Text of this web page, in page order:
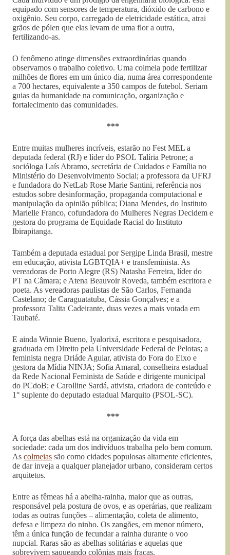
equipado com sensores de temperatura, dióxido de carbono e
oxigênio. Seu corpo, carregado de eletricidade estática, atrai
grãos de pólen que elas levam de uma flor a outra,
fertilizando-as.
O fenômeno atinge dimensões extraordinárias quando
observamos o trabalho coletivo. Uma colmeia pode fertilizar
milhões de flores em um único dia, numa área correspondente
a 700 hectares, equivalente a 350 campos de futebol. Seriam
guias da humanidade na comunicação, organização e
fortalecimento das comunidades.
***
Entre muitas mulheres incríveis, estarão no Fest MEL a
deputada federal (RJ) e líder do PSOL Talíria Petrone; a
socióloga Laís Abramo, secretária de Cuidados e Família no
Ministério do Desenvolvimento Social; a professora da UFRJ
e fundadora do NetLab Rose Marie Santini, referência nos
estudos sobre desinformação, propaganda computacional e
manipulação da opinião pública; Diana Mendes, do Instituto
Marielle Franco, cofundadora do Mulheres Negras Decidem e
gestora do programa de Equidade Racial do Instituto
Ibirapitanga.
Também a deputada estadual por Sergipe Linda Brasil, mestre
em educação, ativista LGBTQIA+ e transfeminista. As
vereadoras de Porto Alegre (RS) Natasha Ferreira, líder do
PT na Câmara; e Atena Beauvoir Roveda, também escritora e
poeta. As vereadoras paulistas de São Carlos, Fernanda
Castelano; de Caraguatatuba, Cássia Gonçalves; e a
professora Talita Cadeirante, duas vezes a mais votada em
Taubaté.
E ainda Winnie Bueno, Iyalorixá, escritora e pesquisadora,
graduada em Direito pela Universidade Federal de Pelotas; a
feminista negra Driáde Aguiar, ativista do Fora do Eixo e
gestora da Mídia NINJA; Sofia Amaral, conselheira estadual
da Rede Nacional Feminista de Saúde e dirigente municipal
do PCdoB; e Carolline Sardá, ativista, criadora de conteúdo e
1° suplente do deputado estadual Marquito (PSOL-SC).
***
A força das abelhas está na organização da vida em
sociedade: cada um dos indivíduos trabalha pelo bem comum.
As colmeias são como cidades populosas altamente eficientes,
de dar inveja a qualquer planejador urbano, consideram certos
arquitetos.
Entre as fêmeas há a abelha-rainha, maior que as outras,
responsável pela postura de ovos, e as operárias, que realizam
todas as outras funções – alimentação, coleta de alimento,
defesa e limpeza do ninho. Os zangões, em menor número,
têm a única função de fecundar a rainha durante o voo
nupcial. Raras são as abelhas solitárias e aquelas que
sobrevivem saqueando colônias mais fracas.